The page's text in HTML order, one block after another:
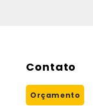
Contato
Orçamento